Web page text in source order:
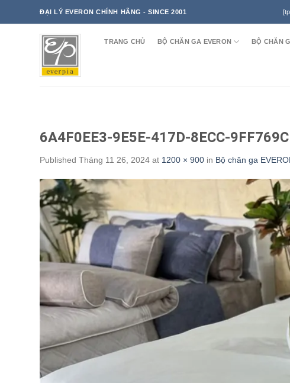
ĐẠI LÝ EVERON CHÍNH HÃNG - SINCE 2001
TRANG CHỦ BỘ CHĂN GA EVERON BỘ CHĂN
6A4F0EE3-9E5E-417D-8ECC-
Published Tháng 11 26, 2024 at 1200 × 900 in Bộ chăn ga